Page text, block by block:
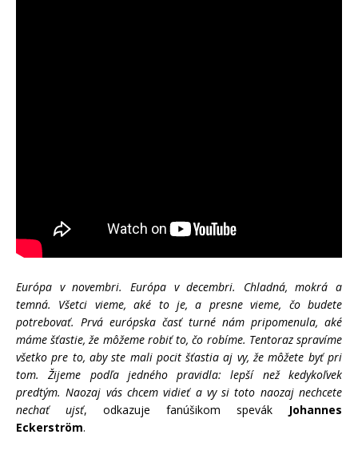
Európa v novembri. Európa v decembri. Chladná, mokrá a
temná. Všetci vieme, aké to je, a presne vieme, čo budete
potrebovať. Prvá európska časť turné nám pripomenula, aké
máme šťastie, že môžeme robiť to, čo robíme. Tentoraz spravíme
všetko pre to, aby ste mali pocit šťastia aj vy, že môžete byť pri
tom. Žijeme podľa jedného pravidla: lepší než kedykoľvek
predtým. Naozaj vás chcem vidieť a vy si toto naozaj nechcete
nechať ujsť, odkazuje fanúšikom spevák
Johannes
Eckerström.